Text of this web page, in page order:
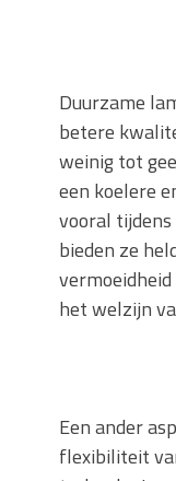
Duurzame
betere
weinig tot
een koelere
vooral
bieden ze
het welzijn
Een ander
flexibiliteit